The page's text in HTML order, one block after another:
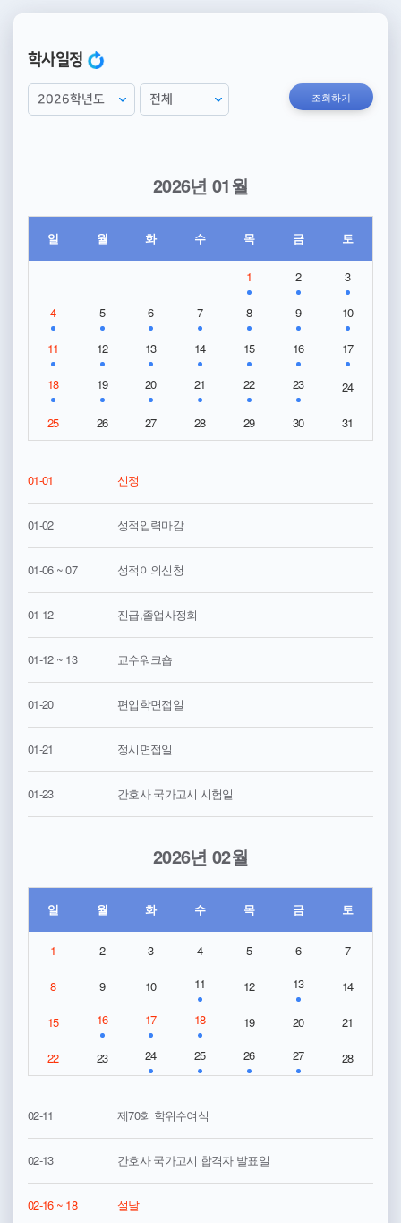
학사일정
조회하기
2026년 01월
일 월 화 수 목 금 토
1 2 3
4 5 6 7 8 9 10
11 12 13 14 15 16 17
18 19 20 21 22 23 24
25 26 27 28 29 30 31
01-01 신정
01-02 성적입력마감
01-06 ~ 07 성적이의신청
01-12 진급,졸업사정회
01-12 ~ 13 교수워크숍
01-20 편입학면접일
01-21 정시면접일
01-23 간호사 국가고시 시험일
2026년 02월
일 월 화 수 목 금 토
1 2 3 4 5 6 7
8 9 10 11 12 13 14
15 16 17 18 19 20 21
22 23 24 25 26 27 28
02-11 제70회 학위수여식
02-13 간호사 국가고시 합격자 발표일
02-16 ~ 18 설날